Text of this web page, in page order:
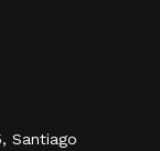
Santiago